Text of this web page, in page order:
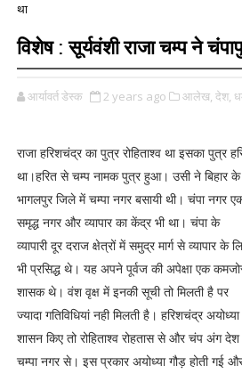
था
विशेष : सूर्यवंशी राजा चम्प ने
आर्यावर्त डेस्क 2 years ago आलेख, देश,
राजा हरिशचंद्र का पुत्र रोहिताश्व था इसका पुत्र
था।हरित से चम्प नामक पुत्र हुआ। उसी ने बिहार के
भागलपुर जिले में चम्पा नगर बसायी थी। चंपा नगर
समृद्ध नगर और व्यापार का केंद्र भी था। चंपा के
व्यापारी दूर दराज क्षेत्रों में समुद्र मार्ग से व्यापार के
भी प्रसिद्ध थे। यह अपने पूर्वज की अपेक्षा एक
शासक थे। वंश वृक्ष में इनकी सूची तो मिलती है पर
ज्यादा गतिविधियां नही मिलती है। हरिशचंद्र
शासन किए तो रोहिताश्व रोहतास से और चंप अंग
चम्पा नगर से। इस प्रकार अयोध्या गौड़ होती गई